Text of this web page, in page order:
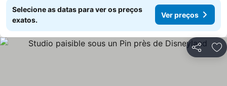
Selecione as datas para ver os preços
exatos.
Ver preços
Partilhar